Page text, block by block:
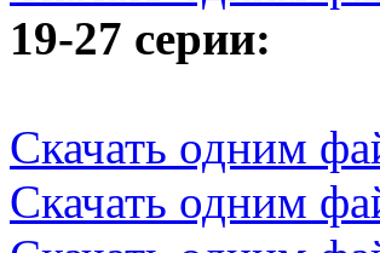
19-27 серии:
Скачать одним
Скачать одним